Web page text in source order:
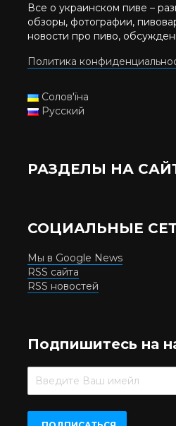
Все о украинском пиве –
обзоры, фотографии,
новости про пиво,
Политика
Солов'їна
Русский
РАЗДЕЛЫ НА
СОЦИАЛЬНЫЕ
Мы в Google News
RSS сайта
RSS новостей
Подпишитесь на